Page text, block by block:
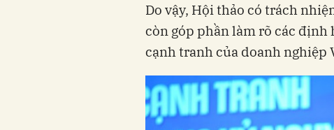
Do vậy, Hội thảo có trách
còn góp phần làm rõ các định
cạnh tranh của doanh nghiệp